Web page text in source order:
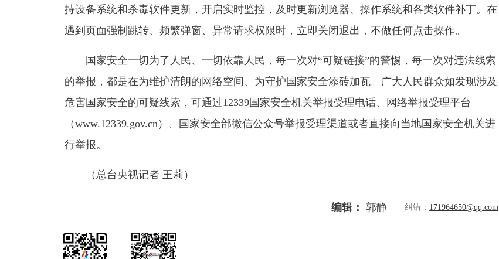
持设备系统和杀毒软件更新，开启实时监控，及时更新浏览器、操作系统和各类软件补丁。在
遇到页面强制跳转、频繁弹窗、异常请求权限时，立即关闭退出，不做任何点击操作。
国家安全一切为了人民、一切依靠人民，每一次对“可疑链接”的警惕，每一次对违法线索
的举报，都是在为维护清朗的网络空间、为守护国家安全添砖加瓦。广大人民群众如发现涉及
危害国家安全的可疑线索，可通过12339国家安全机关举报受理电话、网络举报受理平台
（www.12339.gov.cn）、国家安全部微信公众号举报受理渠道或者直接向当地国家安全机关进
行举报。
（总台央视记者 王莉）
编辑： 郭静 纠错： 171964650@qq.com